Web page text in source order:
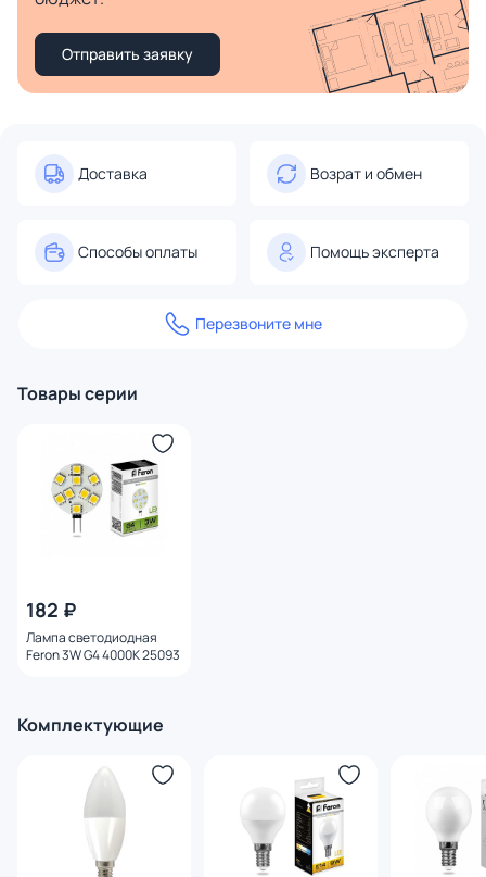
Отправить заявку
Доставка Возрат и обмен
Способы оплаты Помощь эксперта
Перезвоните мне
Товары серии
182 ₽
Лампа светодиодная
Feron 3W G4 4000K 25093
Комплектующие